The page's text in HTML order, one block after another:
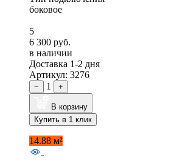
боковое
5
6 300 руб.
в наличии
Доставка 1-2 дня
Артикул: 3276
− 1 +
В корзину
Купить в 1 клик
14.88 м²